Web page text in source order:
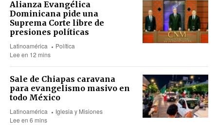
Alianza Evangélica
Dominicana pide una
Suprema Corte libre de
presiones políticas
Latinoamérica
Política
Lee en 12 mins
Sale de Chiapas caravana
para evangelismo masivo en
todo México
Latinoamérica
Iglesia y Misiones
Lee en 6 mins